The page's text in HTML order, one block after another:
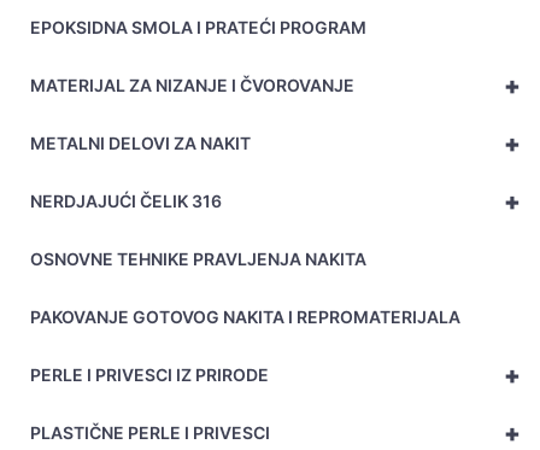
EPOKSIDNA SMOLA I PRATEĆI PROGRAM
+
MATERIJAL ZA NIZANJE I ČVOROVANJE
+
METALNI DELOVI ZA NAKIT
+
NERDJAJUĆI ČELIK 316
OSNOVNE TEHNIKE PRAVLJENJA NAKITA
PAKOVANJE GOTOVOG NAKITA I REPROMATERIJALA
+
PERLE I PRIVESCI IZ PRIRODE
+
PLASTIČNE PERLE I PRIVESCI